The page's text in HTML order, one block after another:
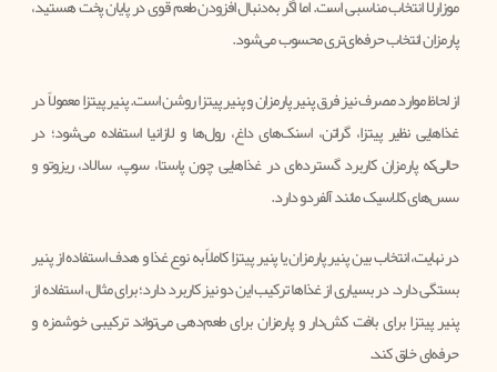
موزارلا انتخاب مناسبی است. اما اگر به‌دنبال افزودن طعم قوی در پایان پخت هستید،
پارمزان انتخاب حرفه‌ای‌تری محسوب می‌شود.
از لحاظ موارد مصرف نیز فرق پنیر پارمزان و پنیر پیتزا روشن است. پنیر پیتزا معمولاً در
غذاهایی نظیر پیتزا، گراتن، اسنک‌های داغ، رول‌ها و لازانیا استفاده می‌شود؛ در
حالی‌که پارمزان کاربرد گسترده‌ای در غذاهایی چون پاستا، سوپ، سالاد، ریزوتو و
سس‌های کلاسیک مانند آلفردو دارد.
در نهایت، انتخاب بین پنیر پارمزان یا پنیر پیتزا کاملاً به نوع غذا و هدف استفاده از پنیر
بستگی دارد. در بسیاری از غذاها ترکیب این دو نیز کاربرد دارد؛ برای مثال، استفاده از
پنیر پیتزا برای بافت کش‌دار و پارمزان برای طعم‌دهی می‌تواند ترکیبی خوشمزه و
حرفه‌ای خلق کند.